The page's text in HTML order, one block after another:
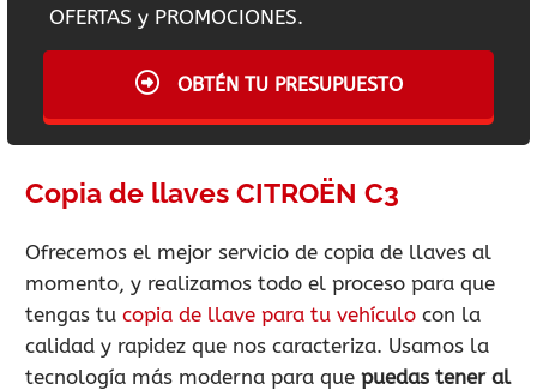
OFERTAS y PROMOCIONES.
OBTÉN TU PRESUPUESTO
Copia de llaves CITROËN C3
Ofrecemos el mejor servicio de copia de llaves al
momento, y realizamos todo el proceso para que
tengas tu copia de llave para tu vehículo con la
calidad y rapidez que nos caracteriza. Usamos la
tecnología más moderna para que puedas tener al